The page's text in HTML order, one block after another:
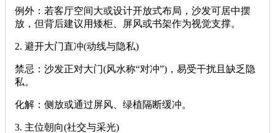
‌例外‌：若客厅空间大或设计开放式布局，沙发可居中摆
放，但背后建议用矮柜、屏风或书架作为视觉支撑。
‌2. 避开大门直冲(动线与隐私)‌
‌禁忌‌：沙发正对大门(风水称“对冲”)，易受干扰且缺乏隐
私。
‌化解‌：侧放或通过屏风、绿植隔断缓冲。
‌3. 主位朝向(社交与采光)‌